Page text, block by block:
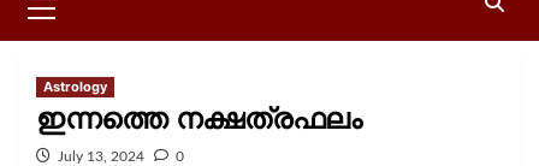
Astrology
ഇന്നത്തെ നക്ഷത്രഫലം
July 13, 2024 0